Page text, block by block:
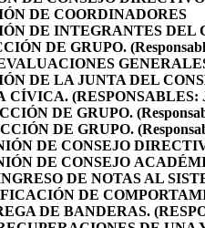
DE COORDINADORES
DE INTEGRANTES DEL
DE GRUPO.
DE LA JUNTA DEL
CÍVICA. (RESPONSABLES:
DE GRUPO.
DE GRUPO.
DE CONSEJO
DE CONSEJO
DE NOTAS AL
DE
DE BANDERAS.